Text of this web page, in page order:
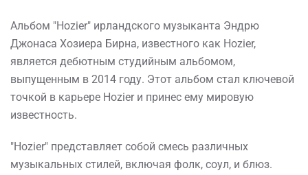
Альбом "Hozier" ирландского музыканта Эндрю
Джонаса Хозиера Бирна, известного как Hozier,
является дебютным студийным альбомом,
выпущенным в 2014 году. Этот альбом стал ключевой
точкой в карьере Hozier и принес ему мировую
известность.
"Hozier" представляет собой смесь различных
музыкальных стилей, включая фолк, соул, и блюз.